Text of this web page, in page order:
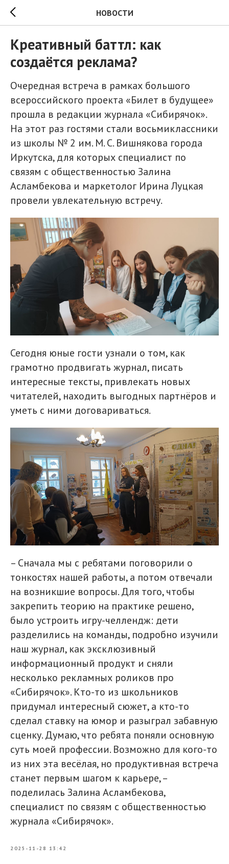
НОВОСТИ
Креативный баттл: как
создаётся реклама?
Очередная встреча в рамках большого
всероссийского проекта «Билет в будущее»
прошла в редакции журнала «Сибирячок».
На этот раз гостями стали восьмиклассники
из школы № 2 им. М. С. Вишнякова города
Иркутска, для которых специалист по
связям с общественностью Залина
Асламбекова и маркетолог Ирина Луцкая
провели увлекательную встречу.
Сегодня юные гости узнали о том, как
грамотно продвигать журнал, писать
интересные тексты, привлекать новых
читателей, находить выгодных партнёров и
уметь с ними договариваться.
– Сначала мы с ребятами поговорили о
тонкостях нашей работы, а потом отвечали
на возникшие вопросы. Для того, чтобы
закрепить теорию на практике решено,
было устроить игру-челлендж: дети
разделились на команды, подробно изучили
наш журнал, как эксклюзивный
информационный продукт и сняли
несколько рекламных роликов про
«Сибирячок». Кто-то из школьников
придумал интересный сюжет, а кто-то
сделал ставку на юмор и разыграл забавную
сценку. Думаю, что ребята поняли основную
суть моей профессии. Возможно для кого-то
из них эта весёлая, но продуктивная встреча
станет первым шагом к карьере, –
поделилась Залина Асламбекова,
специалист по связям с общественностью
журнала «Сибирячок».
2025-11-28 13:42